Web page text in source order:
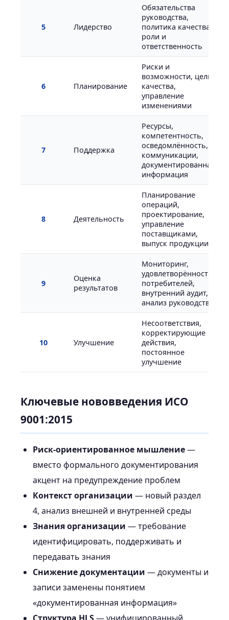
5 Лидерство
Обязательства
руководства,
политика качества,
роли и
ответственность
6 Планирование
Риски и
возможности, цели
качества,
управление
изменениями
7 Поддержка
Ресурсы,
компетентность,
осведомлённость,
коммуникации,
документированная
информация
8 Деятельность
Планирование
операций,
проектирование,
управление
поставщиками,
выпуск продукции
9
Оценка
результатов
Мониторинг,
удовлетворённость
потребителей,
внутренний аудит,
анализ руководства
10 Улучшение
Несоответствия,
корректирующие
действия,
постоянное
улучшение
Ключевые нововведения ИСО
9001:2015
Риск-ориентированное мышление—
вместо формального документирования
акцент на предупреждение проблем
Контекст организации — новый раздел
4, анализ внешней и внутренней среды
Знания организации — требование
идентифицировать, поддерживать и
передавать знания
Снижение документации — документы и
записи заменены понятием
«документированная информация»